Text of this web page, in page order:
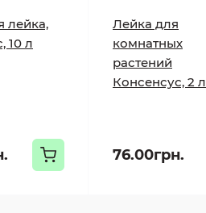
лейка,
10 л
Лейка для
комнатных
растений
Консенсус, 2 л
76.00грн.